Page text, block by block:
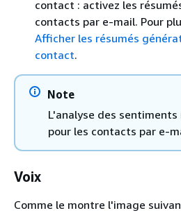
contact : activez les
contacts par e-mail. Pour
Afficher les résumés
contact.
Note
L'analyse des
pour les contacts par e-
Voix
Comme le montre l'image